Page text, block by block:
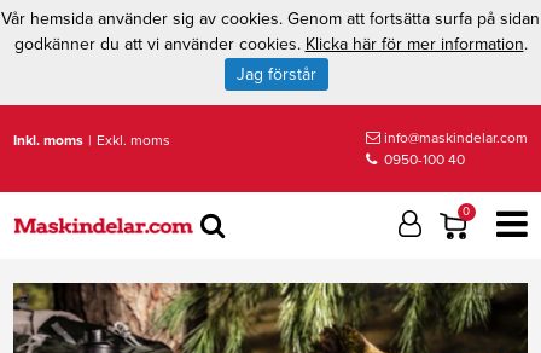
Inkl. moms | Exkl. moms
info@maskindelar.com
0950-100 40
0
Vår hemsida använder sig av cookies. Genom att fortsätta surfa på sidan
godkänner du att vi använder cookies. Klicka här för mer information.
Jag förstår